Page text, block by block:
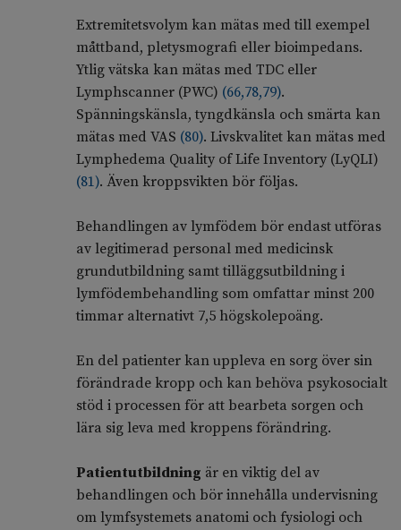
Extremitetsvolym kan mätas med till exempel
måttband, pletysmografi eller bioimpedans.
Ytlig vätska kan mätas med TDC eller
Lymphscanner (PWC) (66,78,79).
Spänningskänsla, tyngdkänsla och smärta kan
mätas med VAS (80). Livskvalitet kan mätas med
Lymphedema Quality of Life Inventory (LyQLI)
(81). Även kroppsvikten bör följas.
Behandlingen av lymfödem bör endast utföras
av legitimerad personal med medicinsk
grundutbildning samt tilläggsutbildning i
lymfödembehandling som omfattar minst 200
timmar alternativt 7,5 högskolepoäng.
En del patienter kan uppleva en sorg över sin
förändrade kropp och kan behöva psykosocialt
stöd i processen för att bearbeta sorgen och
lära sig leva med kroppens förändring.
Patientutbildning är en viktig del av
behandlingen och bör innehålla undervisning
om lymfsystemets anatomi och fysiologi och